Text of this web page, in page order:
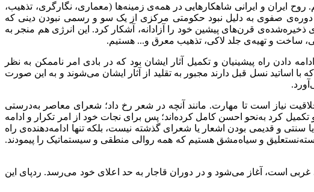
و ایرانی شاهکارهایی در همه‌ی زمینه‌ها (معماری، نگارگری، تذهیب،
صفوی به دلیل نبود حکومتی مرکزی از یک سو و رسمی نبودن دینی که
قرن‌های پیشین خود را آزادانه، آشکار کرد. این انرژی هم منجر به
ساخت و تهیه‌ی جلد لاکی، تذهیب معرق و... هستیم.
دادن راه پیشینیان و تکمیل آثار ایشان بود که در بادی امر ناممکن به نظر
اساتید نسل قبل دارند مجبور به تقلید از آثار ایشان می‌شوند و به این صورت
.
نیاز است تا مهارت. مانند آنچه در شعر رخ داد؛ شعرای معاصر به‌درستی
کرد به‌نحو احسن کامل کرده‌اند؛ پس برای نجات خود از امر تکرار و ادامه
و قدیمی بودن اشعار یا شعرای گذشته نیست، بلکه تنها ادامه‌دهنده‌ی راه
و سیاه‌مشق هستیم که همه روالی منطقی و سیستماتیک را پیمودند.
است، آغاز می‌شود و در دوران قاجار به حد اعلای خود می‌رسد. ردپای این